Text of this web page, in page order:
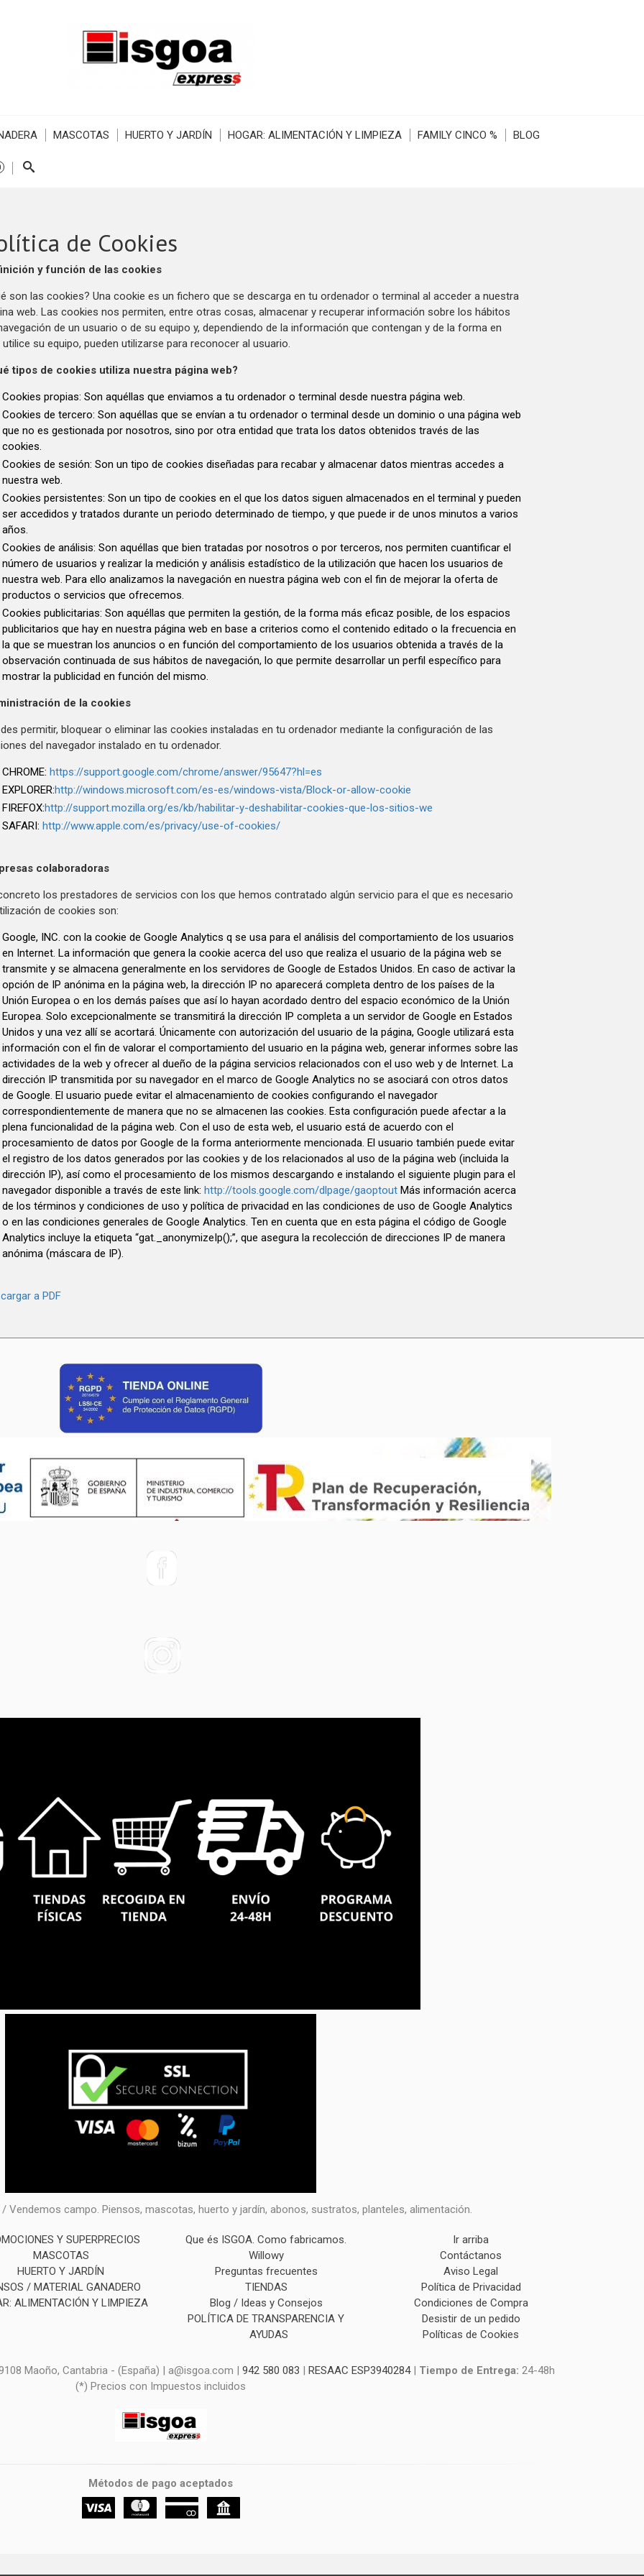
MASCOTAS HUERTO Y JARDÍN HOGAR: ALIMENTACIÓN Y LIMPIEZA FAMILY CINCO % BLOG
de Cookies
y función de las cookies
son las cookies? Una cookie es un fichero que se descarga en tu ordenador o terminal al acceder a nuestra
web. Las cookies nos permiten, entre otras cosas, almacenar y recuperar información sobre los hábitos
de un usuario o de su equipo y, dependiendo de la información que contengan y de la forma en
utilice su equipo, pueden utilizarse para reconocer al usuario.
tipos de cookies utiliza nuestra página web?
Cookies propias: Son aquéllas que enviamos a tu ordenador o terminal desde nuestra página web.
Cookies de tercero: Son aquéllas que se envían a tu ordenador o terminal desde un dominio o una página web
que no es gestionada por nosotros, sino por otra entidad que trata los datos obtenidos través de las
cookies.
Cookies de sesión: Son un tipo de cookies diseñadas para recabar y almacenar datos mientras accedes a
nuestra web.
Cookies persistentes: Son un tipo de cookies en el que los datos siguen almacenados en el terminal y pueden
ser accedidos y tratados durante un periodo determinado de tiempo, y que puede ir de unos minutos a varios
años.
Cookies de análisis: Son aquéllas que bien tratadas por nosotros o por terceros, nos permiten cuantificar el
número de usuarios y realizar la medición y análisis estadístico de la utilización que hacen los usuarios de
nuestra web. Para ello analizamos la navegación en nuestra página web con el fin de mejorar la oferta de
productos o servicios que ofrecemos.
Cookies publicitarias: Son aquéllas que permiten la gestión, de la forma más eficaz posible, de los espacios
publicitarios que hay en nuestra página web en base a criterios como el contenido editado o la frecuencia en
la que se muestran los anuncios o en función del comportamiento de los usuarios obtenida a través de la
observación continuada de sus hábitos de navegación, lo que permite desarrollar un perfil específico para
mostrar la publicidad en función del mismo.
de la cookies
permitir, bloquear o eliminar las cookies instaladas en tu ordenador mediante la configuración de las
del navegador instalado en tu ordenador.
CHROME:https://support.google.com/chrome/answer/95647?hl=es
EXPLORER:http://windows.microsoft.com/es-es/windows-vista/Block-or-allow-cookie
FIREFOX:http://support.mozilla.org/es/kb/habilitar-y-deshabilitar-cookies-que-los-sitios-we
SAFARI:http://www.apple.com/es/privacy/use-of-cookies/
colaboradoras
los prestadores de servicios con los que hemos contratado algún servicio para el que es necesario
de cookies son:
Google, INC. con la cookie de Google Analytics q se usa para el análisis del comportamiento de los usuarios
en Internet. La información que genera la cookie acerca del uso que realiza el usuario de la página web se
transmite y se almacena generalmente en los servidores de Google de Estados Unidos. En caso de activar la
opción de IP anónima en la página web, la dirección IP no aparecerá completa dentro de los países de la
Unión Europea o en los demás países que así lo hayan acordado dentro del espacio económico de la Unión
Europea. Solo excepcionalmente se transmitirá la dirección IP completa a un servidor de Google en Estados
Unidos y una vez allí se acortará. Únicamente con autorización del usuario de la página, Google utilizará esta
información con el fin de valorar el comportamiento del usuario en la página web, generar informes sobre las
actividades de la web y ofrecer al dueño de la página servicios relacionados con el uso web y de Internet. La
dirección IP transmitida por su navegador en el marco de Google Analytics no se asociará con otros datos
de Google. El usuario puede evitar el almacenamiento de cookies configurando el navegador
correspondientemente de manera que no se almacenen las cookies. Esta configuración puede afectar a la
plena funcionalidad de la página web. Con el uso de esta web, el usuario está de acuerdo con el
procesamiento de datos por Google de la forma anteriormente mencionada. El usuario también puede evitar
el registro de los datos generados por las cookies y de los relacionados al uso de la página web (incluida la
dirección IP), así como el procesamiento de los mismos descargando e instalando el siguiente plugin para el
navegador disponible a través de este link:http://tools.google.com/dlpage/gaoptout Más información acerca
de los términos y condiciones de uso y política de privacidad en las condiciones de uso de Google Analytics
o en las condiciones generales de Google Analytics. Ten en cuenta que en esta página el código de Google
Analytics incluye la etiqueta “gat._anonymizeIp();”, que asegura la recolección de direcciones IP de manera
anónima (máscara de IP).
a PDF
Vendemos campo. Piensos, mascotas, huerto y jardín, abonos, sustratos, planteles, alimentación.
Y SUPERPRECIOS
MASCOTAS
HUERTO Y JARDÍN
/ MATERIAL GANADERO
ALIMENTACIÓN Y LIMPIEZA
Que és ISGOA. Como fabricamos.
Willowy
Preguntas frecuentes
TIENDAS
Blog / Ideas y Consejos
POLÍTICA DE TRANSPARENCIA Y
AYUDAS
Ir arriba
Contáctanos
Aviso Legal
Política de Privacidad
Condiciones de Compra
Desistir de un pedido
Políticas de Cookies
Maoño, Cantabria - (España) | a@isgoa.com | 942 580 083 | RESAAC ESP3940284| Tiempo de Entrega: 24-48h
(*) Precios con Impuestos incluidos
Métodos de pago aceptados